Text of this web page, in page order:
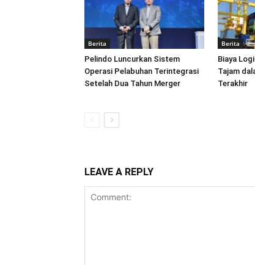
Berita
Pelindo Luncurkan Sistem
Operasi Pelabuhan Terintegrasi
Setelah Dua Tahun Merger
Berita
Biaya
Tajam
Terakhir
LEAVE A REPLY